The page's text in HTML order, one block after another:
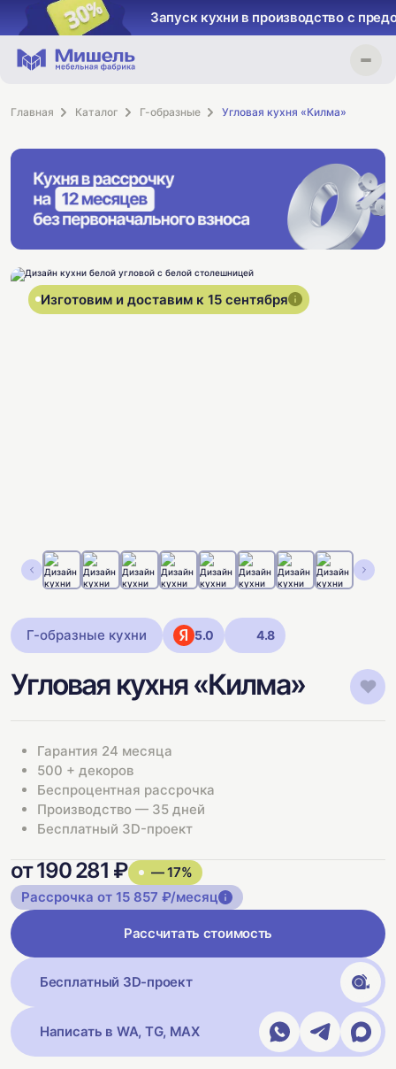
Запуск кухни в производство с
Главная Каталог Г-образные Угловая кухня «Килма»
Изготовим и доставим к 15 сентября
Г-образные кухни 5.0 4.8
Угловая кухня «Килма»
Гарантия 24 месяца
500 + декоров
Беспроцентная рассрочка
Производство — 35 дней
Бесплатный 3D-проект
от 190 281 ₽
— 17%
Рассрочка от 15 857 ₽/месяц
Рассчитать стоимость
Бесплатный 3D-проект
Написать в WA, TG, MAX